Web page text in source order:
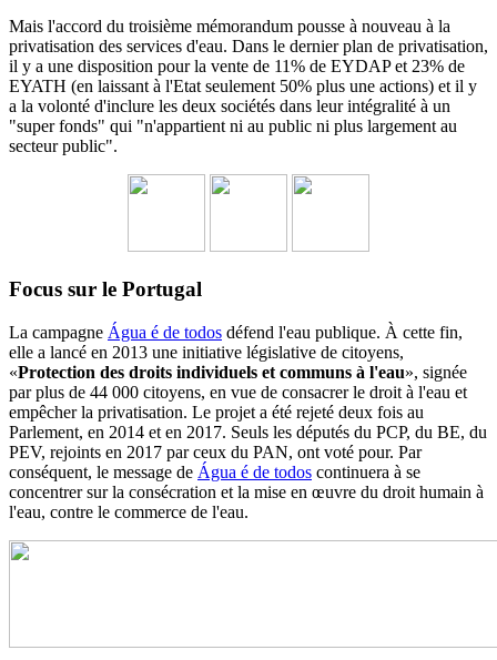
Mais l'accord du troisième mémorandum pousse à nouveau à la
privatisation des services d'eau. Dans le dernier plan de privatisation,
il y a une disposition pour la vente de 11% de EYDAP et 23% de
EYATH (en laissant à l'Etat seulement 50% plus une actions) et il y
a la volonté d'inclure les deux sociétés dans leur intégralité à un
"super fonds" qui "n'appartient ni au public ni plus largement au
secteur public".
Focus sur le Portugal
La campagne Água é de todos défend l'eau publique. À cette fin,
elle a lancé en 2013 une initiative législative de citoyens,
«Protection des droits individuels et communs à l'eau», signée
par plus de 44 000 citoyens, en vue de consacrer le droit à l'eau et
empêcher la privatisation. Le projet a été rejeté deux fois au
Parlement, en 2014 et en 2017. Seuls les députés du PCP, du BE, du
PEV, rejoints en 2017 par ceux du PAN, ont voté pour. Par
conséquent, le message de Água é de todos continuera à se
concentrer sur la consécration et la mise en œuvre du droit humain à
l'eau, contre le commerce de l'eau.